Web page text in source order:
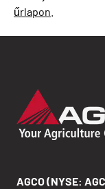
űrlapon
AGCO (NYSE: